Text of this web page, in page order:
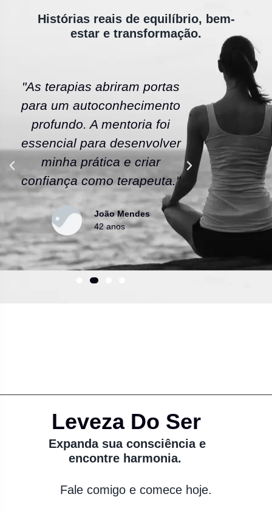
Histórias reais de equilíbrio, bem-
estar e transformação.
"As terapias abriram portas
para um autoconhecimento
profundo. A mentoria foi
essencial para desenvolver
minha prática e criar
confiança como terapeuta."
João Mendes
42 anos
"A
escola
As
uma
Leveza Do Ser
Expanda sua consciência e
encontre harmonia.
Fale comigo e comece hoje.